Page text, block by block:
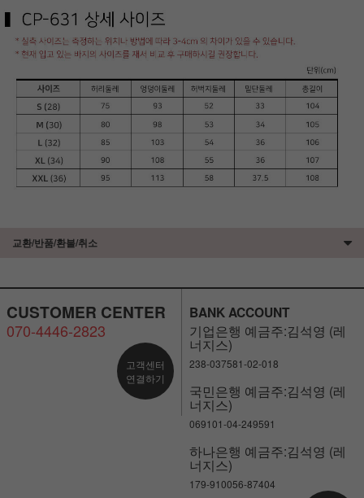
교환/반품/환불/취소
CUSTOMER CENTER
070-4446-2823
고객센터
연결하기
BANK ACCOUNT
기업은행 예금주:김석영 (레
너지스)
238-037581-02-018
국민은행 예금주:김석영 (레
너지스)
069101-04-249591
하나은행 예금주:김석영 (레
너지스)
179-910056-87404